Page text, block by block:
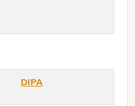
DIPA